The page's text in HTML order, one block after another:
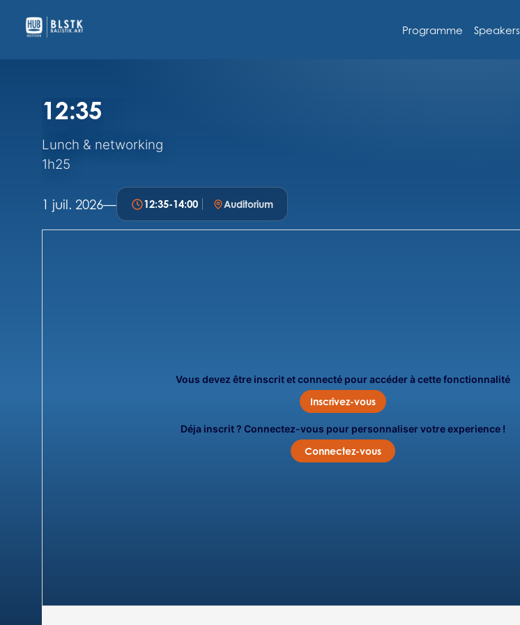
Programme Speakers
12:35
Lunch & networking
1h25
1 juil. 2026— 12:35-14:00 Auditorium
Vous devez être inscrit et connecté pour accéder à cette fonctionnalité
Inscrivez-vous
Déja inscrit ? Connectez-vous pour personnaliser votre experience !
Connectez-vous